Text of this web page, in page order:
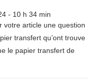
- 10 h 34 min
votre article une question
transfert qu’ont trouve
le papier transfert de